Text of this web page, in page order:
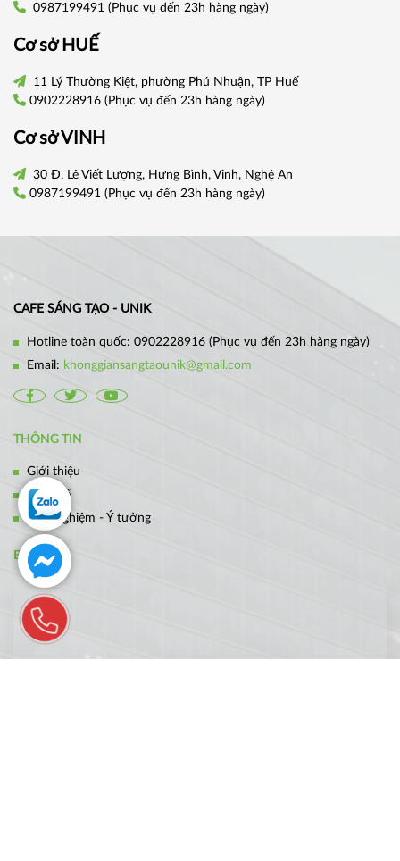
0987199491 (Phục vụ đến 23h hàng ngày)
Cơ sởHUẾ
11 Lý Thường Kiệt, phường Phú Nhuận, TP Huế
0902228916(Phục vụ đến 23h hàng ngày)
Cơ sở VINH
30 Đ. Lê Viết Lượng, Hưng Bình, Vinh, Nghệ An
0987199491 (Phục vụ đến 23h hàng ngày)
CAFE SÁNG TẠO - UNIK
Hotline toàn quốc: 0902228916 (Phục vụ đến 23h hàng ngày)
Email: khonggiansangtaounik@gmail.com
THÔNG TIN
Giới thiệu
Thiết kế
Kinh nghiệm - Ý tưởng
BẢN ĐỒ